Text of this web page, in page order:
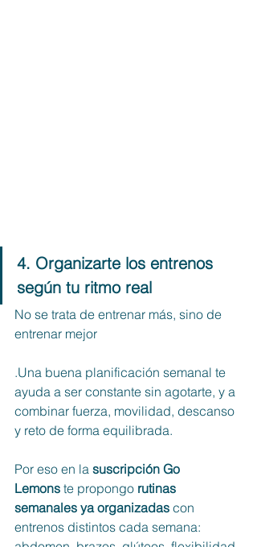
4. Organizarte los entrenos
según tu ritmo real
No se trata de entrenar más, sino de
entrenar mejor
.Una buena planificación semanal te
ayuda a ser constante sin agotarte, y a
combinar fuerza, movilidad, descanso
y reto de forma equilibrada.
Por eso en la suscripción Go
Lemons te propongo rutinas
semanales ya organizadas con
entrenos distintos cada semana: